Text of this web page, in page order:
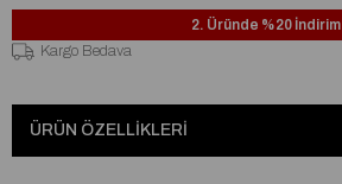
2. Üründe %20 İndirim
Kargo Bedava
ÜRÜN ÖZELLIKLERI